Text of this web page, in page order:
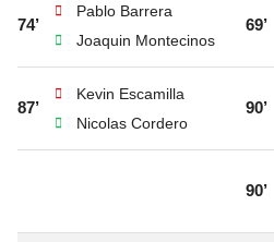
74’
Pablo Barrera
Joaquin Montecinos
69’
87’
Kevin Escamilla
Nicolas Cordero
90’
90’